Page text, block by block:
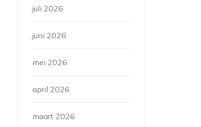
juli 2026
juni 2026
mei 2026
april 2026
maart 2026